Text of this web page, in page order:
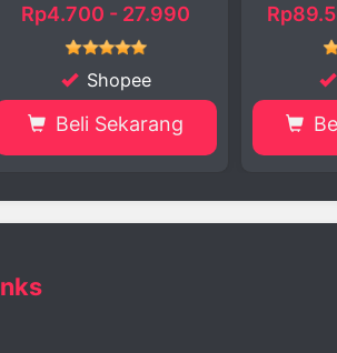
Rp89.594 - 185.000
Shopee
Beli Sekarang